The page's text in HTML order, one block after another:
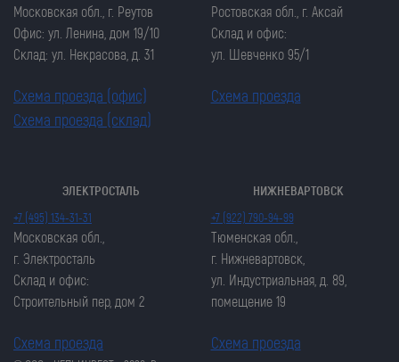
Московская обл., г. Реутов
Офис: ул. Ленина, дом 19/10
Склад: ул. Некрасова, д. 31
Схема проезда (офис)
Схема проезда (склад)
Ростовская обл., г. Аксай
Склад и офис:
ул. Шевченко 95/1
Схема проезда
ЭЛЕКТРОСТАЛЬ
+7 (495) 134-31-31
Московская обл.,
г. Электросталь
Склад и офис:
Строительный пер, дом 2
Схема проезда
НИЖНЕВАРТОВСК
+7 (922) 790-94-99
Тюменская обл.,
г. Нижневартовск,
ул. Индустриальная, д. 89,
помещение 19
Схема проезда
Закрыть попап
ЗАКАЗАТЬ ЦЕПЬ
Закрыть попап
ОСТАВИТЬ ЗАЯВКУ
Закрыть попап
ОСТАВИТЬ ЗАЯВКУ
Закрыть попап
ЗАКАЗАТЬ ЦЕПЬ